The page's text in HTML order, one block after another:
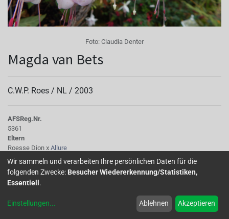
Foto: Claudia Denter
Magda van Bets
C.W.P. Roes / NL / 2003
AFSReg.Nr.
5361
Eltern
Roesse Dion x Allure
Tubus
Röhre lang
Sepalen
cremeweiß mit grünen Spitzen
weiß-rosa
Wir sammeln und verarbeiten Ihre persönlichen Daten für die
folgenden Zwecke: Besucher Wiedererkennung/Statistiken,
Essentiell .
Einstellungen... Ablehnen Akzeptieren